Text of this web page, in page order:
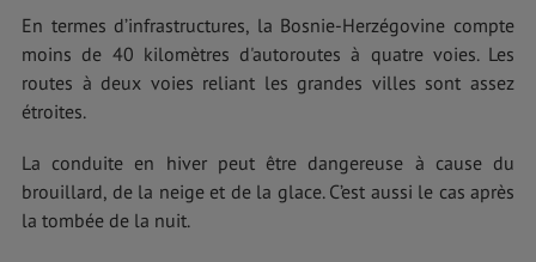
En termes d’infrastructures, la Bosnie-Herzégovine compte
moins de 40 kilomètres d'autoroutes à quatre voies. Les
routes à deux voies reliant les grandes villes sont assez
étroites.
La conduite en hiver peut être dangereuse à cause du
brouillard, de la neige et de la glace. C’est aussi le cas après
la tombée de la nuit.